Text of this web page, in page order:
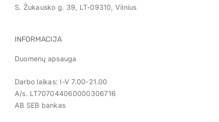
S. Žukausko g. 39, LT-09310, Vilnius
INFORMACIJA
Duomenų apsauga
Darbo laikas: I-V 7.00-21.00
A/s. LT707044060000306716
AB SEB bankas